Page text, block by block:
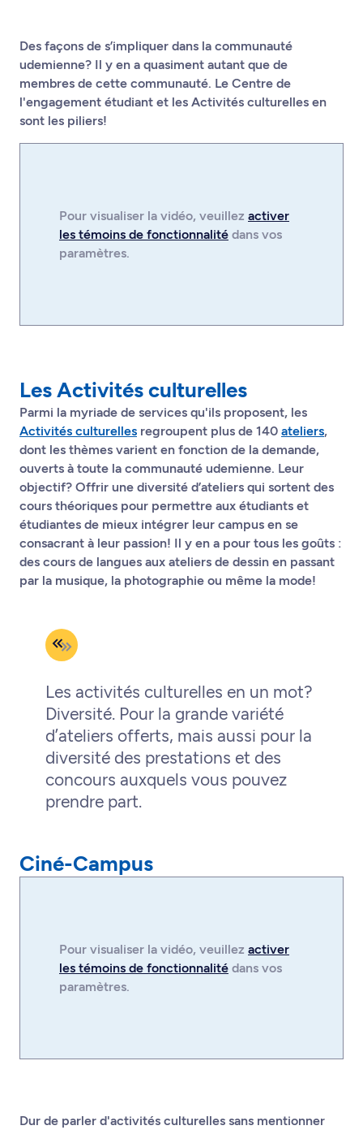
Des façons de s’impliquer dans la communauté
udemienne? Il y en a quasiment autant que de
membres de cette communauté. Le Centre de
l'engagement étudiant et les Activités culturelles en
sont les piliers!
Pour visualiser la vidéo, veuillez activer
les témoins de fonctionnalité dans vos
paramètres.
Les Activités culturelles
Parmi la myriade de services qu'ils proposent, les
Activités culturelles regroupent plus de 140 ateliers,
dont les thèmes varient en fonction de la demande,
ouverts à toute la communauté udemienne. Leur
objectif? Offrir une diversité d’ateliers qui sortent des
cours théoriques pour permettre aux étudiants et
étudiantes de mieux intégrer leur campus en se
consacrant à leur passion! Il y en a pour tous les goûts :
des cours de langues aux ateliers de dessin en passant
par la musique, la photographie ou même la mode!
Les activités culturelles en un mot?
Diversité. Pour la grande variété
d’ateliers offerts, mais aussi pour la
diversité des prestations et des
concours auxquels vous pouvez
prendre part.
Ciné-Campus
Pour visualiser la vidéo, veuillez activer
les témoins de fonctionnalité dans vos
paramètres.
Dur de parler d'activités culturelles sans mentionner